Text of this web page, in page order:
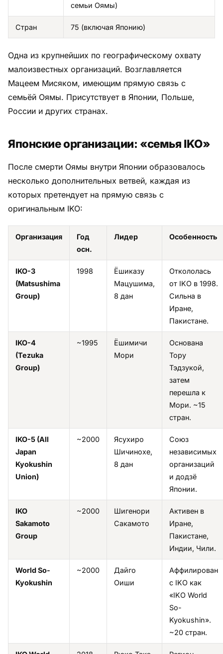
семьи Оямы)
Стран 75 (включая Японию)
Одна из крупнейших по географическому охвату
малоизвестных организаций. Возглавляется
Мацеем Мисяком, имеющим прямую связь с
семьёй Оямы. Присутствует в Японии, Польше,
России и других странах.
Японские организации: «семья IKO»
После смерти Оямы внутри Японии образовалось
несколько дополнительных ветвей, каждая из
которых претендует на прямую связь с
оригинальным IKO:
Организация
Год
осн.
Лидер Особенность
IKO-3
(Matsushima
Group)
1998
Ёшиказу
Мацушима,
8 дан
Откололась
от IKO в 1998.
Сильна в
Иране,
Пакистане.
IKO-4
(Tezuka
Group)
~1995
Ёшимичи
Мори
Основана
Тору
Тэдзукой,
затем
перешла к
Мори. ~15
стран.
IKO-5 (All
Japan
Kyokushin
Union)
~2000
Ясухиро
Шичинохе,
8 дан
Союз
независимых
организаций
и додзё
Японии.
IKO
Sakamoto
Group
~2000
Шигенори
Сакамото
Активен в
Иране,
Пакистане,
Индии, Чили.
World So-
Kyokushin
~2000
Дайго
Оиши
Аффилирован
с IKO как
«IKO World
So-
Kyokushin».
~20 стран.